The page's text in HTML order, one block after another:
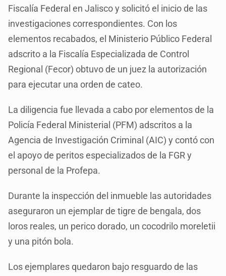
Fiscalía Federal en Jalisco y solicitó el inicio de las
investigaciones correspondientes. Con los
elementos recabados, el Ministerio Público Federal
adscrito a la Fiscalía Especializada de Control
Regional (Fecor) obtuvo de un juez la autorización
para ejecutar una orden de cateo.
La diligencia fue llevada a cabo por elementos de la
Policía Federal Ministerial (PFM) adscritos a la
Agencia de Investigación Criminal (AIC) y contó con
el apoyo de peritos especializados de la FGR y
personal de la Profepa.
Durante la inspección del inmueble las autoridades
aseguraron un ejemplar de tigre de bengala, dos
loros reales, un perico dorado, un cocodrilo moreletii
y una pitón bola.
Los ejemplares quedaron bajo resguardo de las